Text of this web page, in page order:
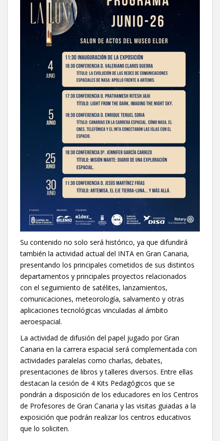
Su contenido no solo será histórico, ya que difundirá
también la actividad actual del INTA en Gran Canaria,
presentando los principales cometidos de sus distintos
departamentos y principales proyectos relacionados
con el seguimiento de satélites, lanzamientos,
comunicaciones, meteorología, salvamento y otras
aplicaciones tecnológicas vinculadas al ámbito
aeroespacial.
La actividad de difusión del papel jugado por Gran
Canaria en la carrera espacial será complementada con
actividades paralelas como charlas, debates,
presentaciones de libros y talleres diversos. Entre ellas
destacan la cesión de 4 Kits Pedagógicos que se
pondrán a disposición de los educadores en los Centros
de Profesores de Gran Canaria y las visitas guiadas a la
exposición que podrán realizar los centros educativos
que lo soliciten.